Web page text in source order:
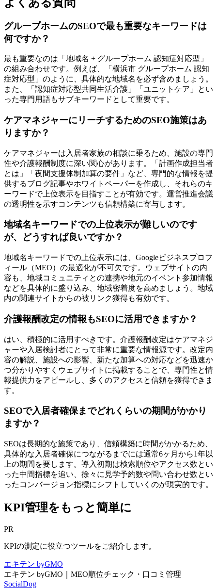
グループホームのSEOで最も重要なキーワードは
何ですか？
最も重要なのは「地域名 + グループホーム 認知症対応型」
の組み合わせです。例えば、「横浜市 グループホーム 認知
症対応型」のように、具体的な地域名を必ず含めましょう。
また、「認知症対応型共同生活介護」「ユニットケア」とい
った専門用語もサブキーワードとして重要です。
ケアマネジャーにリーチするためのSEO施策はあ
りますか？
ケアマネジャーは入居者家族の相談に乗るため、施設の専門
性や介護報酬制度に深い関心があります。「計画作成担当者
とは」「夜間支援体制加算の要件」など、専門的な情報を提
供するブログ記事やホワイトペーパーを作成し、それらのキ
ーワードで上位表示を目指すことが有効です。運営推進会議
の透明性を示すコンテンツも信頼構築に寄与します。
地域名キーワードでの上位表示が難しいのです
が、どうすれば良いですか？
地域名キーワードでの上位表示には、Googleビジネスプロフ
ィール（MEO）の最適化が不可欠です。ウェブサイトの内
容も、地域コミュニティとの連携や地元のイベント参加情報
などを具体的に盛り込み、地域密着度を高めましょう。地域
内の関連サイトからの被リンク獲得も有効です。
介護報酬改定の情報もSEOに活用できますか？
はい、積極的に活用すべきです。介護報酬改定はケアマネジ
ャーや入居検討者にとって非常に重要な情報源です。改定内
容の解説、施設への影響、新たな加算への対応などを迅速か
つ分かりやすくウェブサイトに掲載することで、専門性と情
報提供力をアピールし、多くのアクセスと信頼を獲得できま
す。
SEOで入居者確保までどれくらいの期間がかかり
ますか？
SEOは長期的な施策であり、信頼構築に時間がかかるため、
具体的な入居者確保につながるまでには通常6ヶ月から1年以
上の期間を要します。導入初期は検索順位やアクセス数とい
った中間指標を追い、徐々に見学予約数や問い合わせ数とい
ったコンバージョン指標にシフトしていくのが現実的です。
KPI管理をもっと簡単に
PR
KPIの測定に役立つツールをご紹介します。
エキテン byGMO
エキテン byGMO｜MEO順位チェック・口コミ管理
SocialDog